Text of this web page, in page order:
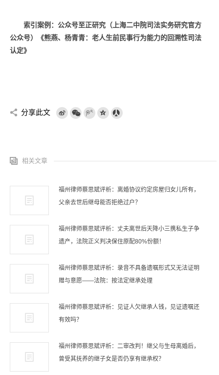
索引案例：公众号至正研究（上海二中院司法实务研究官方
公众号）《熊燕、杨青青：老人生前民事行为能力的回溯性司法
认定》
分享此文
相关文章
福州律师蔡思斌评析：离婚协议约定房屋归女儿所有，
父亲去世后继母能否拒绝过户？
福州律师蔡思斌评析：丈夫离世后天降小三携私生子争
遗产，法院正义判决保住原配80%份额！
福州律师蔡思斌评析：录音不具备遗嘱形式又无法证明
赠与意愿——法院：按法定继承处理
福州律师蔡思斌评析：见证人欠继承人钱，见证遗嘱还
有效吗？
福州律师蔡思斌评析：二审改判！继父与生母离婚后，
曾受其抚养的继子女是否仍享有继承权？